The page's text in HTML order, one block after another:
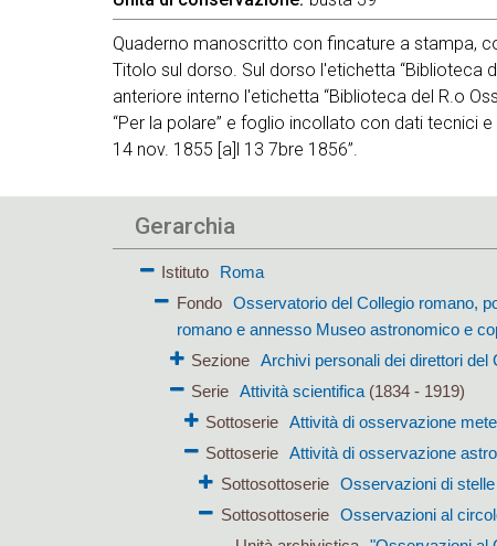
Quaderno manoscritto con fincature a stampa,
Titolo sul dorso. Sul dorso l'etichetta “Biblioteca
anteriore interno l'etichetta “Biblioteca del R.o
“Per la polare” e foglio incollato con dati tecnici
14 nov. 1855 [a]l 13 7bre 1856”.
Gerarchia
Istituto
Roma
Fondo
Osservatorio del Collegio romano,
romano e annesso Museo astronomico e
Sezione Archivi personali dei direttori del
Serie Attività scientifica(1834 - 1919)
Sottoserie
Attività di osservazione
Sottoserie
Attività di osservazione
Sottosottoserie
Osservazioni di stelle
Sottosottoserie
Osservazioni al